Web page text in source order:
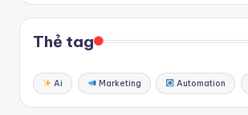
Thẻ tag
Ai Marketing Automation